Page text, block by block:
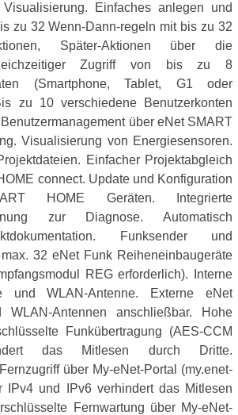
Einfaches anlegen und
zu 32 Wenn-Dann-regeln mit bis zu 32
Später-Aktionen über die
Zugriff von bis zu 8
(Smartphone, Tablet, G1 oder
zu 10 verschiedene Benutzerkonten
über eNet SMART
Visualisierung von Energiesensoren.
Einfacher Projektabgleich
connect. Update und Konfiguration
HOME Geräten. Integrierte
zur Diagnose. Automatisch
Funksender und
32 eNet Funk Reiheneinbaugeräte
REG erforderlich). Interne
und WLAN-Antenne. Externe eNet
WLAN-Antennen anschließbar. Hohe
Funkübertragung (AES-CCM
das Mitlesen durch Dritte.
über My-eNet-Portal (my.enet-
IPv4 und IPv6 verhindert das Mitlesen
Fernwartung über My-eNet-